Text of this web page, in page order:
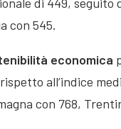
con 545.
economica
all’indice
con 768,